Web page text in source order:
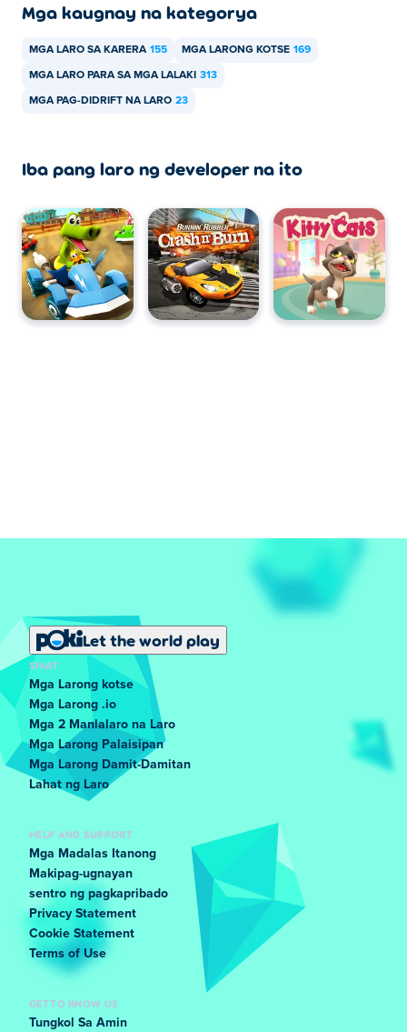
Mga kaugnay na kategorya
MGA LARO SA KARERA 155 MGA LARONG KOTSE 169
MGA LARO PARA SA MGA LALAKI 313
MGA PAG-DIDRIFT NA LARO 23
Iba pang laro ng developer na ito
Let the world play
SIKAT
Mga Larong kotse
Mga Larong .io
Mga 2 Manlalaro na Laro
Mga Larong Palaisipan
Mga Larong Damit-Damitan
Lahat ng Laro
HELP AND SUPPORT
Mga Madalas Itanong
Makipag-ugnayan
sentro ng pagkapribado
Privacy Statement
Cookie Statement
Terms of Use
GET TO KNOW US
Tungkol Sa Amin